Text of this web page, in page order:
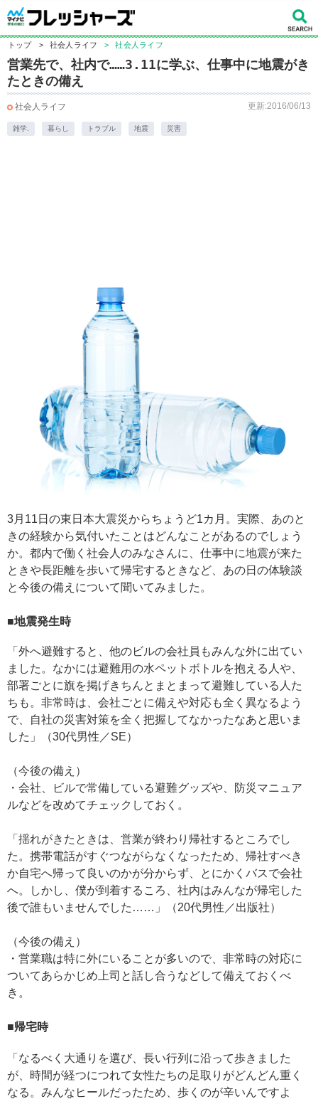
トップ > 社会人ライフ > 社会人ライフ
営業先で、社内で……3.11に学ぶ、仕事中に地震がき
たときの備え
社会人ライフ 更新:2016/06/13
雑学. 暮らし トラブル 地震 災害
3月11日の東日本大震災からちょうど1カ月。実際、あのと
きの経験から気付いたことはどんなことがあるのでしょう
か。都内で働く社会人のみなさんに、仕事中に地震が来た
ときや長距離を歩いて帰宅するときなど、あの日の体験談
と今後の備えについて聞いてみました。
■地震発生時
「外へ避難すると、他のビルの会社員もみんな外に出てい
ました。なかには避難用の水ペットボトルを抱える人や、
部署ごとに旗を掲げきちんとまとまって避難している人た
ちも。非常時は、会社ごとに備えや対応も全く異なるよう
で、自社の災害対策を全く把握してなかったなあと思いま
した」（30代男性／SE）
（今後の備え）
・会社、ビルで常備している避難グッズや、防災マニュア
ルなどを改めてチェックしておく。
「揺れがきたときは、営業が終わり帰社するところでし
た。携帯電話がすぐつながらなくなったため、帰社すべき
か自宅へ帰って良いのかが分からず、とにかくバスで会社
へ。しかし、僕が到着するころ、社内はみんなが帰宅した
後で誰もいませんでした……」（20代男性／出版社）
（今後の備え）
・営業職は特に外にいることが多いので、非常時の対応に
ついてあらかじめ上司と話し合うなどして備えておくべ
き。
■帰宅時
「なるべく大通りを選び、長い行列に沿って歩きました
が、時間が経つにつれて女性たちの足取りがどんどん重く
なる。みんなヒールだったため、歩くのが辛いんですよ